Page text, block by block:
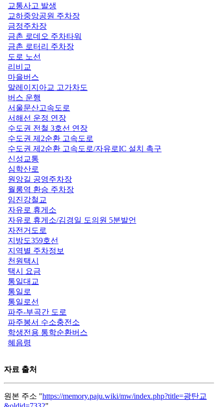
교통사고 발생
교하중앙공원 주차장
금정주차장
금촌 로데오 주차타워
금촌 로터리 주차장
도로 노선
리비교
마을버스
말레이지아교 고가차도
버스 운행
서울문산고속도로
서해선 운정 연장
수도권 전철 3호선 연장
수도권 제2순환 고속도로
수도권 제2순환 고속도로/자유로IC 설치 촉구
신성교통
심학산로
원앙길 공영주차장
월롱역 환승 주차장
임진강철교
자유로 휴게소
자유로 휴게소/김경일 도의원 5분발언
자전거도로
지방도359호선
지역별 주차정보
천원택시
택시 요금
통일대교
통일로
통일로선
파주-부곡간 도로
파주봉서 수소충전소
학생전용 통학순환버스
혜음령
자료 출처
원본 주소 "https://memory.paju.wiki/mw/index.php?title=광탄교